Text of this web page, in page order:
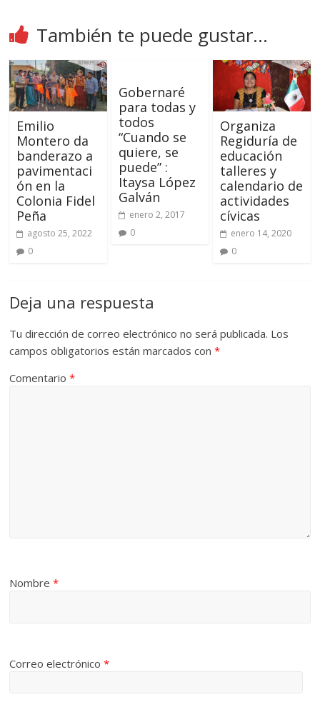
También te puede gustar...
Emilio
Montero da
banderazo a
pavimentaci
ón en la
Colonia Fidel
Peña
agosto 25, 2022
0
Gobernaré
para todas y
todos
“Cuando se
quiere, se
puede” :
Itaysa López
Galván
enero 2, 2017
0
Organiza
Regiduría de
educación
talleres y
calendario de
actividades
cívicas
enero 14, 2020
0
Deja una respuesta
Tu dirección de correo electrónico no será publicada. Los
campos obligatorios están marcados con*
Comentario*
Nombre*
Correo electrónico*